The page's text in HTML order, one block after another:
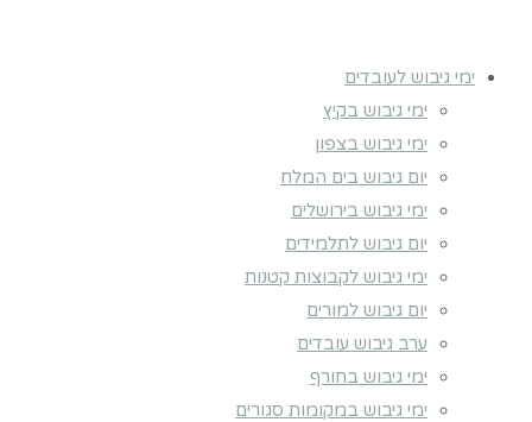
ימי גיבוש לעובדים
ימי גיבוש בקיץ
ימי גיבוש בצפון
יום גיבוש בים המלח
ימי גיבוש בירושלים
יום גיבוש לתלמידים
ימי גיבוש לקבוצות קטנות
יום גיבוש למורים
ערב גיבוש עובדים
ימי גיבוש בחורף
ימי גיבוש במקומות סגורים